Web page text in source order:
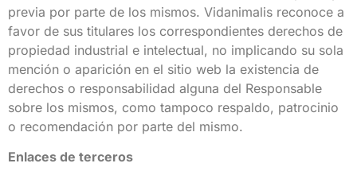
previa por parte de los mismos. Vidanimalis reconoce a
favor de sus titulares los correspondientes derechos de
propiedad industrial e intelectual, no implicando su sola
mención o aparición en el sitio web la existencia de
derechos o responsabilidad alguna del Responsable
sobre los mismos, como tampoco respaldo, patrocinio
o recomendación por parte del mismo.
Enlaces de terceros